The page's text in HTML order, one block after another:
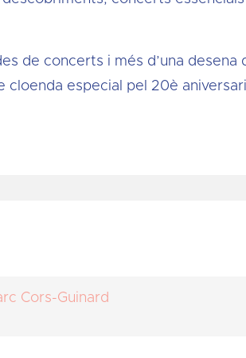
de concerts i més d’una desena
cloenda especial pel 20è
Cors-Guinard